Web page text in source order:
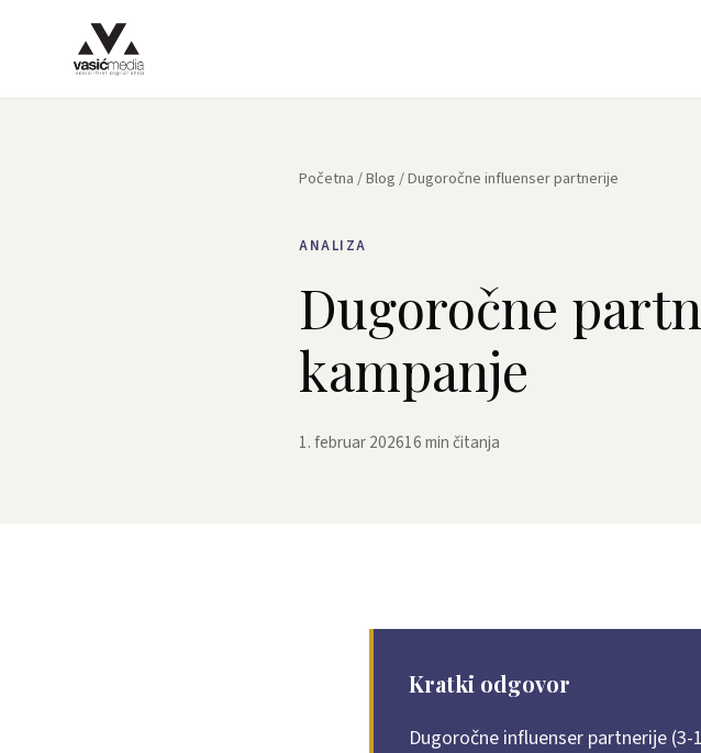
Početna/Blog/ Dugoročne influenser partnerije
ANALIZA
Dugoročne
kampanje
1. februar 202616 min čitanja
Kratki odgovor
Dugoročne influenser partnerije